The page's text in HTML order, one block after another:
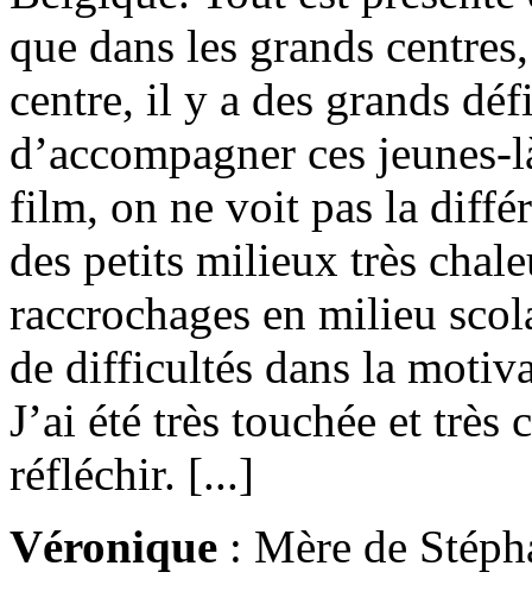
que dans les grands
centre, il y a des grands
d’accompagner ces
film, on ne voit pas la
des petits milieux très
raccrochages en milieu
de difficultés dans la
J’ai été très touchée et très
réfléchir. [...]
Véronique : Mère de